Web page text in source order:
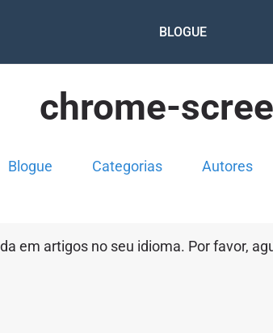
BLOGUE
chrome-
Blogue Categorias Autores